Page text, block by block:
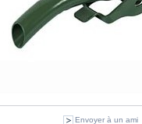
Envoyer à un ami